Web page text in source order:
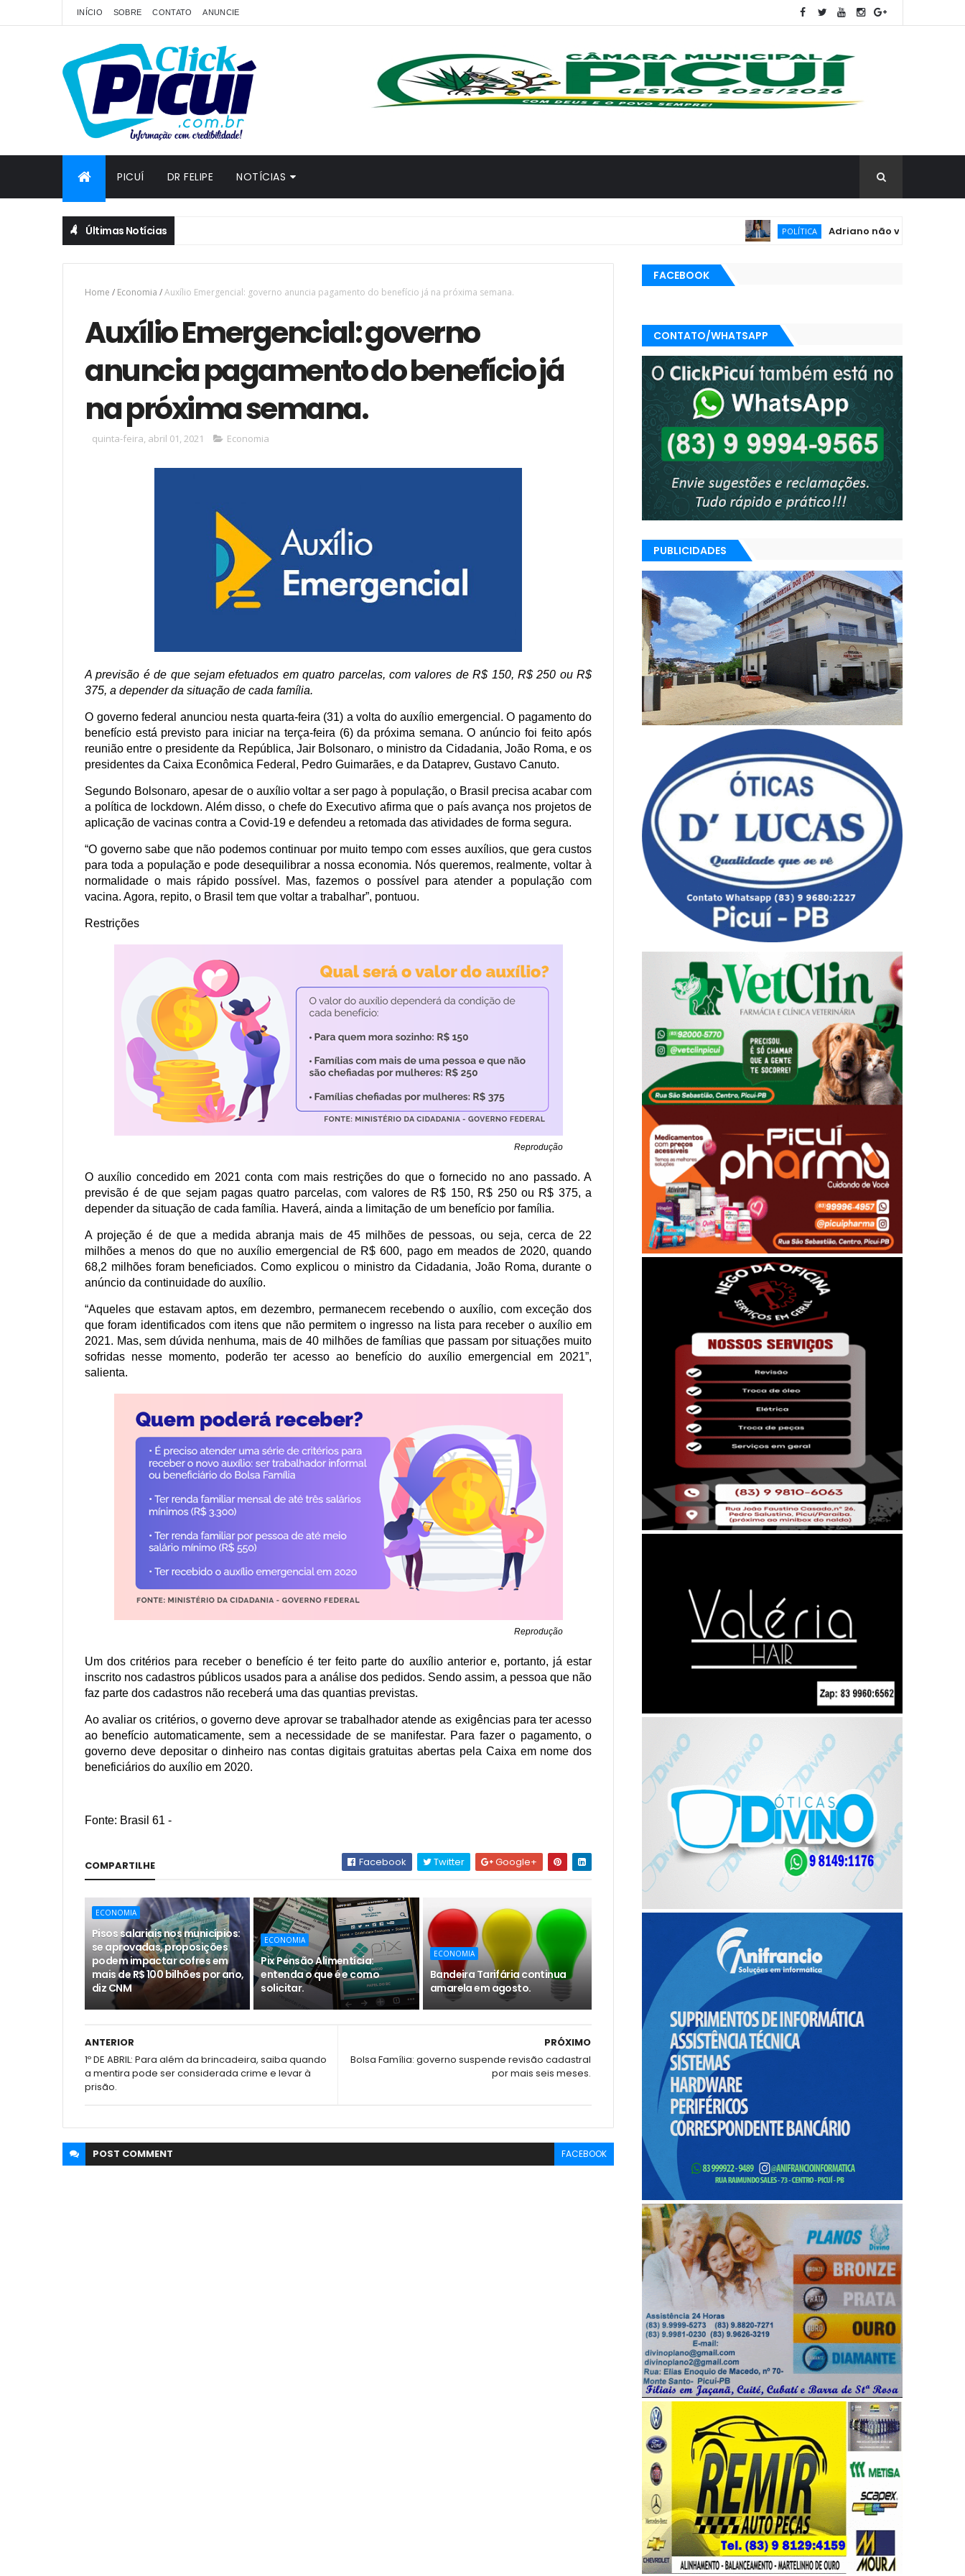
INÍCIO SOBRE CONTATO ANUNCIE
PICUÍ DR FELIPE NOTÍCIAS
Últimas Notícias POLÍTICA Adriano não vai à convenção de
Home / Economia /Auxílio Emergencial: governo anuncia pagamento do benefício já na próxima semana.
Auxílio Emergencial: governo
anuncia pagamento do benefício já
na próxima semana.
quinta-feira, abril 01, 2021 Economia
A previsão é de que sejam efetuados em quatro parcelas, com valores de R$ 150, R$ 250 ou R$
375, a depender da situação de cada família.
O governo federal anunciou nesta quarta-feira (31) a volta do auxílio emergencial. O pagamento do
benefício está previsto para iniciar na terça-feira (6) da próxima semana. O anúncio foi feito após
reunião entre o presidente da República, Jair Bolsonaro, o ministro da Cidadania, João Roma, e os
presidentes da Caixa Econômica Federal, Pedro Guimarães, e da Dataprev, Gustavo Canuto.
Segundo Bolsonaro, apesar de o auxílio voltar a ser pago à população, o Brasil precisa acabar com
a política de lockdown. Além disso, o chefe do Executivo afirma que o país avança nos projetos de
aplicação de vacinas contra a Covid-19 e defendeu a retomada das atividades de forma segura.
“O governo sabe que não podemos continuar por muito tempo com esses auxílios, que gera custos
para toda a população e pode desequilibrar a nossa economia. Nós queremos, realmente, voltar à
normalidade o mais rápido possível. Mas, fazemos o possível para atender a população com
vacina. Agora, repito, o Brasil tem que voltar a trabalhar”, pontuou.
Restrições
Reprodução
O auxílio concedido em 2021 conta com mais restrições do que o fornecido no ano passado. A
previsão é de que sejam pagas quatro parcelas, com valores de R$ 150, R$ 250 ou R$ 375, a
depender da situação de cada família. Haverá, ainda a limitação de um benefício por família.
A projeção é de que a medida abranja mais de 45 milhões de pessoas, ou seja, cerca de 22
milhões a menos do que no auxílio emergencial de R$ 600, pago em meados de 2020, quando
68,2 milhões foram beneficiados. Como explicou o ministro da Cidadania, João Roma, durante o
anúncio da continuidade do auxílio.
“Aqueles que estavam aptos, em dezembro, permanecem recebendo o auxílio, com exceção dos
que foram identificados com itens que não permitem o ingresso na lista para receber o auxílio em
2021. Mas, sem dúvida nenhuma, mais de 40 milhões de famílias que passam por situações muito
sofridas nesse momento, poderão ter acesso ao benefício do auxílio emergencial em 2021”,
salienta.
Reprodução
Um dos critérios para receber o benefício é ter feito parte do auxílio anterior e, portanto, já estar
inscrito nos cadastros públicos usados para a análise dos pedidos. Sendo assim, a pessoa que não
faz parte dos cadastros não receberá uma das quantias previstas.
Ao avaliar os critérios, o governo deve aprovar se trabalhador atende as exigências para ter acesso
ao benefício automaticamente, sem a necessidade de se manifestar. Para fazer o pagamento, o
governo deve depositar o dinheiro nas contas digitais gratuitas abertas pela Caixa em nome dos
beneficiários do auxílio em 2020.
Fonte: Brasil 61 -
COMPARTILHE Facebook Twitter Google+
ECONOMIA
Pisos salariais nos municípios:
se aprovadas, proposições
podem impactar cofres em
mais de R$ 100 bilhões por ano,
diz CNM
ECONOMIA
Pix Pensão Alimentícia:
entenda o que é e como
solicitar.
ECONOMIA
Bandeira Tarifária continua
amarela em agosto.
PRÓXIMO
Bolsa Família: governo suspende revisão cadastral
por mais seis meses.
ANTERIOR
1º DE ABRIL: Para além da brincadeira, saiba quando
a mentira pode ser considerada crime e levar à
prisão.
POST COMMENT FACEBOOK
FACEBOOK
CONTATO/WHATSAPP
PUBLICIDADES